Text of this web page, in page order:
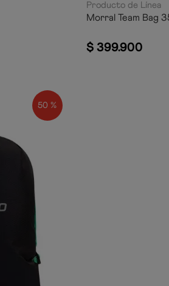
Producto de Línea
Morral Team Bag
$ 399.900
50 %